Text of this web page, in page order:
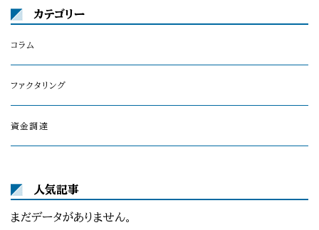
カテゴリー
コラム
ファクタリング
資金調達
人気記事
まだデータがありません。